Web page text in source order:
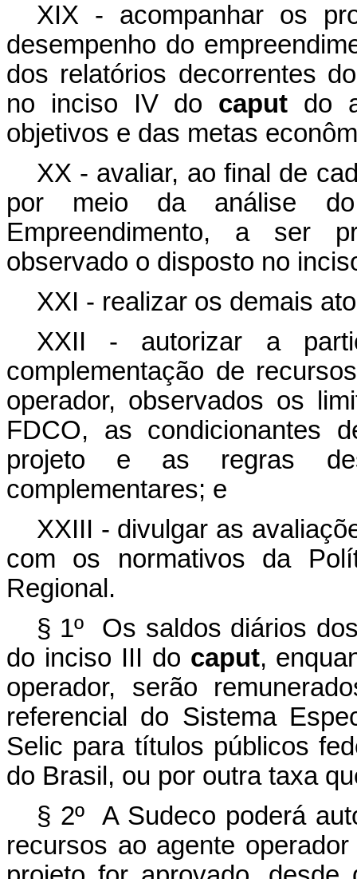
XIX - acompanhar os
desempenho do
dos relatórios decorrentes
no inciso IV do caput do
objetivos e das metas
XX - avaliar, ao final de
por meio da análise
Empreendimento, a ser
observado o disposto no
XXI - realizar os demais
XXII - autorizar a
complementação de
operador, observados os
FDCO, as condicionantes
projeto e as regras
complementares; e
XXIII - divulgar as
com os normativos da
Regional.
§ 1º Os saldos diários
do inciso III do caput,
operador, serão
referencial do Sistema
Selic para títulos públicos
do Brasil, ou por outra taxa
§ 2º A Sudeco poderá
recursos ao agente